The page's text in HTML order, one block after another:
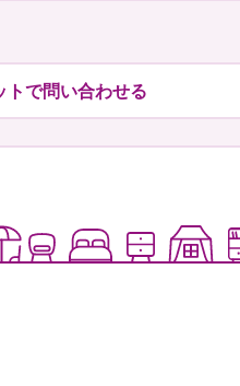
トで問い合わせる